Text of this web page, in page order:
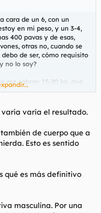
cara de un 6, con un
en mi peso, y un 3-4,
400 pavas y de esas,
otras no, cuando se
de ser, cómo requisito
no lo soy?
me sobran 15-20 kg, que
Cuando he estado en mi
varía varía el resultado.
de cuerpo que a
Esto es sentido
qué es más definitivo
masculina. Por una